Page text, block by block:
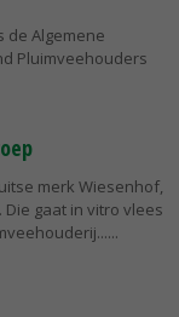
de Algemene
Pluimveehouders
merk Wiesenhof,
gaat in vitro vlees